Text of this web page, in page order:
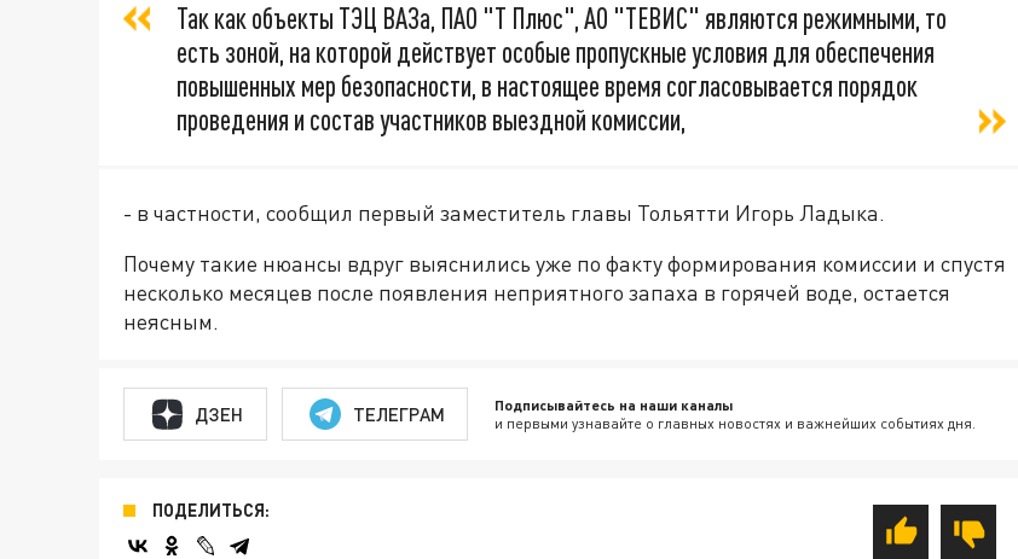
Так как объекты ТЭЦ ВАЗа, ПАО "Т Плюс", АО "ТЕВИС" являются режимными, то
есть зоной, на которой действует особые пропускные условия для обеспечения
повышенных мер безопасности, в настоящее время согласовывается порядок
проведения и состав участников выездной комиссии,
- в частности, сообщил первый заместитель главы Тольятти Игорь Ладыка.
Почему такие нюансы вдруг выяснились уже по факту формирования комиссии и спустя
несколько месяцев после появления неприятного запаха в горячей воде, остается
неясным.
ДЗЕН ТЕЛЕГРАМ Подписывайтесь на наши каналы
и первыми узнавайте о главных новостях и важнейших событиях дня.
ПОДЕЛИТЬСЯ: